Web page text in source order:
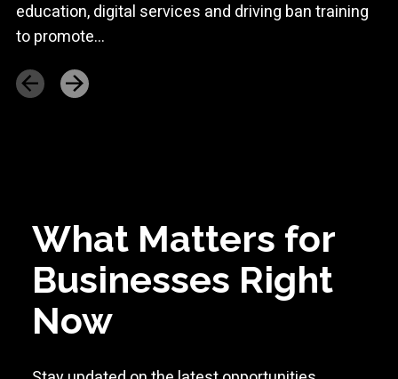
education, digital services and driving ban training
to promote...
What Matters for
Businesses Right
Now